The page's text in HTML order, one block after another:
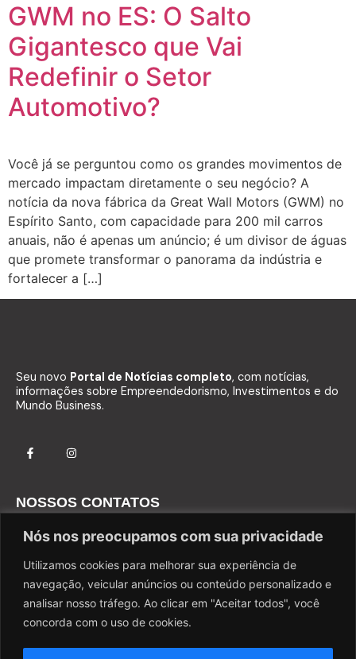
Nós nos preocupamos com sua privacidade
Utilizamos cookies para melhorar sua experiência de
navegação, veicular anúncios ou conteúdo personalizado e
analisar nosso tráfego. Ao clicar em "Aceitar todos", você
concorda com o uso de cookies.
GWM no ES: O Salto
Gigantesco que Vai
Redefinir o Setor
Automotivo?
Você já se perguntou como os grandes movimentos de
mercado impactam diretamente o seu negócio? A
notícia da nova fábrica da Great Wall Motors (GWM) no
Espírito Santo, com capacidade para 200 mil carros
anuais, não é apenas um anúncio; é um divisor de águas
que promete transformar o panorama da indústria e
fortalecer a […]
Seu novo Portal de Notícias completo, com notícias,
informações sobre Empreendedorismo, Investimentos e do
Mundo Business.
NOSSOS CONTATOS
Fale com a Redação
falecom@agorabusiness.com.br
©2025-2026 | PORTAL BUSINESS BRASIL TODOS OS DIREITOS